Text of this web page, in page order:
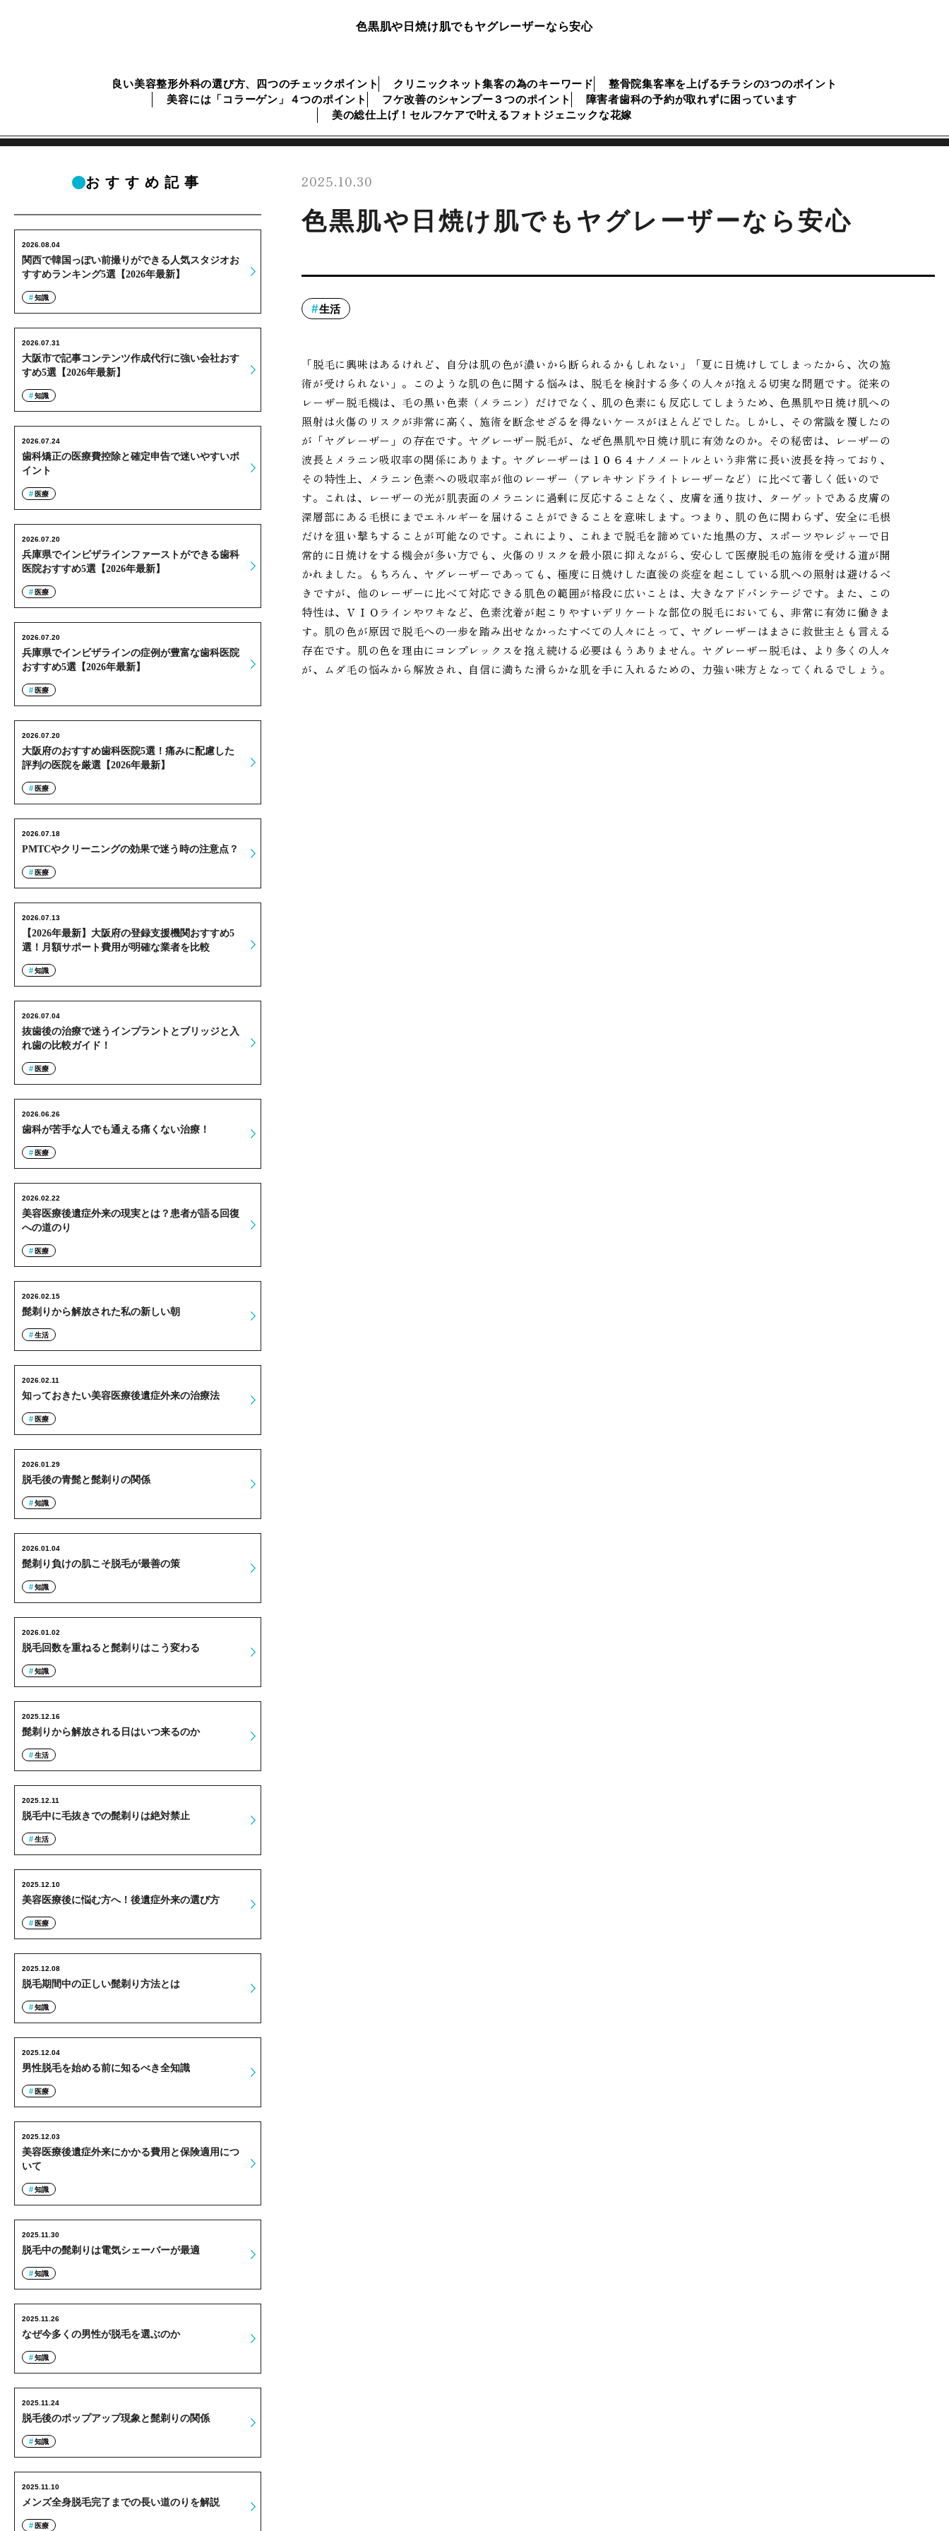
色黒肌や日焼け肌でもヤグレーザーなら安心
良い美容整形外科の選び方、四つのチェックポイント クリニックネット集客の為のキーワード
整骨院集客率を上げるチラシの3つのポイント
美容には「コラーゲン」４つのポイント
フケ改善のシャンプー３つのポイント
障害者歯科の予約が取れずに困っています
美の総仕上げ！セルフケアで叶えるフォトジェニックな花嫁
2025.10.30
色黒肌や日焼け肌でもヤグレーザーなら安心
生活
「脱毛に興味はあるけれど、自分は肌の色が濃いから断られるかもしれない」「夏に日焼けしてしまったから、次の施
術が受けられない」。このような肌の色に関する悩みは、脱毛を検討する多くの人々が抱える切実な問題です。従来の
レーザー脱毛機は、毛の黒い色素（メラニン）だけでなく、肌の色素にも反応してしまうため、色黒肌や日焼け肌への
照射は火傷のリスクが非常に高く、施術を断念せざるを得ないケースがほとんどでした。しかし、その常識を覆したの
が「ヤグレーザー」の存在です。ヤグレーザー脱毛が、なぜ色黒肌や日焼け肌に有効なのか。その秘密は、レーザーの
波長とメラニン吸収率の関係にあります。ヤグレーザーは１０６４ナノメートルという非常に長い波長を持っており、
その特性上、メラニン色素への吸収率が他のレーザー（アレキサンドライトレーザーなど）に比べて著しく低いので
す。これは、レーザーの光が肌表面のメラニンに過剰に反応することなく、皮膚を通り抜け、ターゲットである皮膚の
深層部にある毛根にまでエネルギーを届けることができることを意味します。つまり、肌の色に関わらず、安全に毛根
だけを狙い撃ちすることが可能なのです。これにより、これまで脱毛を諦めていた地黒の方、スポーツやレジャーで日
常的に日焼けをする機会が多い方でも、火傷のリスクを最小限に抑えながら、安心して医療脱毛の施術を受ける道が開
かれました。もちろん、ヤグレーザーであっても、極度に日焼けした直後の炎症を起こしている肌への照射は避けるべ
きですが、他のレーザーに比べて対応できる肌色の範囲が格段に広いことは、大きなアドバンテージです。また、この
特性は、ＶＩＯラインやワキなど、色素沈着が起こりやすいデリケートな部位の脱毛においても、非常に有効に働きま
す。肌の色が原因で脱毛への一歩を踏み出せなかったすべての人々にとって、ヤグレーザーはまさに救世主とも言える
存在です。肌の色を理由にコンプレックスを抱え続ける必要はもうありません。ヤグレーザー脱毛は、より多くの人々
が、ムダ毛の悩みから解放され、自信に満ちた滑らかな肌を手に入れるための、力強い味方となってくれるでしょう。
おすすめ記事
関西で韓国っぽい前撮りができる人気スタジオお
すすめランキング5選【2026年最新】
2026.08.04
知識
大阪市で記事コンテンツ作成代行に強い会社おす
すめ5選【2026年最新】
2026.07.31
知識
歯科矯正の医療費控除と確定申告で迷いやすいポ
イント
2026.07.24
医療
兵庫県でインビザラインファーストができる歯科
医院おすすめ5選【2026年最新】
2026.07.20
医療
兵庫県でインビザラインの症例が豊富な歯科医院
おすすめ5選【2026年最新】
2026.07.20
医療
大阪府のおすすめ歯科医院5選！痛みに配慮した
評判の医院を厳選【2026年最新】
2026.07.20
医療
PMTCやクリーニングの効果で迷う時の注意点？
2026.07.18
医療
【2026年最新】大阪府の登録支援機関おすすめ5
選！月額サポート費用が明確な業者を比較
2026.07.13
知識
抜歯後の治療で迷うインプラントとブリッジと入
れ歯の比較ガイド！
2026.07.04
医療
歯科が苦手な人でも通える痛くない治療！
2026.06.26
医療
美容医療後遺症外来の現実とは？患者が語る回復
への道のり
2026.02.22
医療
髭剃りから解放された私の新しい朝
2026.02.15
生活
知っておきたい美容医療後遺症外来の治療法
2026.02.11
医療
脱毛後の青髭と髭剃りの関係
2026.01.29
知識
髭剃り負けの肌こそ脱毛が最善の策
2026.01.04
知識
脱毛回数を重ねると髭剃りはこう変わる
2026.01.02
知識
髭剃りから解放される日はいつ来るのか
2025.12.16
生活
脱毛中に毛抜きでの髭剃りは絶対禁止
2025.12.11
生活
美容医療後に悩む方へ！後遺症外来の選び方
2025.12.10
医療
脱毛期間中の正しい髭剃り方法とは
2025.12.08
知識
男性脱毛を始める前に知るべき全知識
2025.12.04
医療
美容医療後遺症外来にかかる費用と保険適用につ
いて
2025.12.03
知識
脱毛中の髭剃りは電気シェーバーが最適
2025.11.30
知識
なぜ今多くの男性が脱毛を選ぶのか
2025.11.26
知識
脱毛後のポップアップ現象と髭剃りの関係
2025.11.24
知識
メンズ全身脱毛完了までの長い道のりを解説
2025.11.10
医療